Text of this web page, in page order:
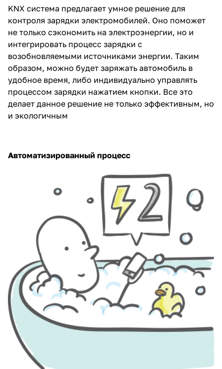
KNX система предлагает умное решение для
контроля зарядки электромобилей. Оно поможет
не только сэкономить на электроэнергии, но и
интегрировать процесс зарядки с
возобновляемыми источниками энергии. Таким
образом, можно будет заряжать автомобиль в
удобное время, либо индивидуально управлять
процессом зарядки нажатием кнопки. Все это
делает данное решение не только эффективным, но
и экологичным
Автоматизированный процесс